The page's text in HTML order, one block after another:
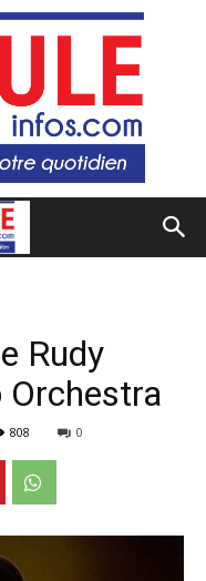
Rudy
Orchestra
808 0